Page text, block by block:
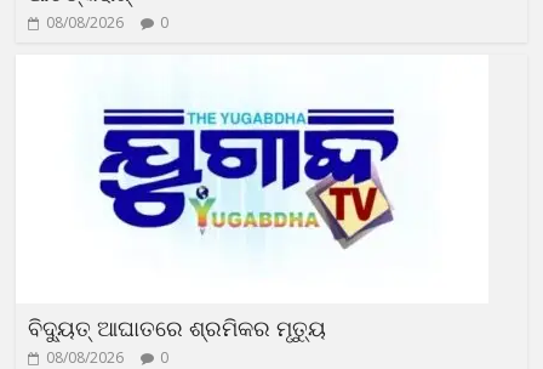
08/08/2026 0
ବିଦ୍ୟୁତ୍‍ ଆଘାତରେ ଶ୍ରମିକର ମୃତ୍ୟୁ
08/08/2026 0